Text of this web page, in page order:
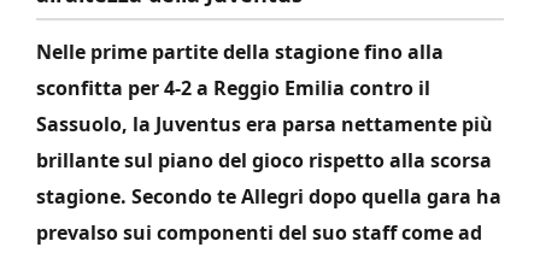
Nelle prime partite della stagione fino alla
sconfitta per 4-2 a Reggio Emilia contro il
Sassuolo, la Juventus era parsa nettamente più
brillante sul piano del gioco rispetto alla scorsa
stagione. Secondo te Allegri dopo quella gara ha
prevalso sui componenti del suo staff come ad